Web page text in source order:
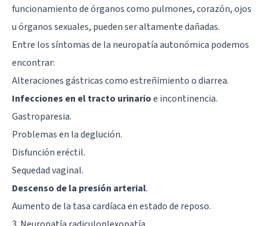
funcionamiento de órganos como pulmones, corazón, ojos
u órganos sexuales, pueden ser altamente dañadas.
Entre los síntomas de la neuropatía autonómica podemos
encontrar:
Alteraciones gástricas como estreñimiento o diarrea.
Infecciones en el tracto urinarioe incontinencia.
Gastroparesia.
Problemas en la deglución.
Disfunción eréctil.
Sequedad vaginal.
Descenso de la presión arterial.
Aumento de la tasa cardíaca en estado de reposo.